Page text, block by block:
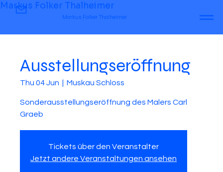
Markus Folker Thalheimer
Markus Folker Thalheimer
Ausstellungseröffnung
Thu 04 Jun Muskau Schloss
Sonderausstellungseröffnung des Malers Carl
Graeb
Tickets über den Veranstalter
Jetzt andere Veranstaltungen ansehen